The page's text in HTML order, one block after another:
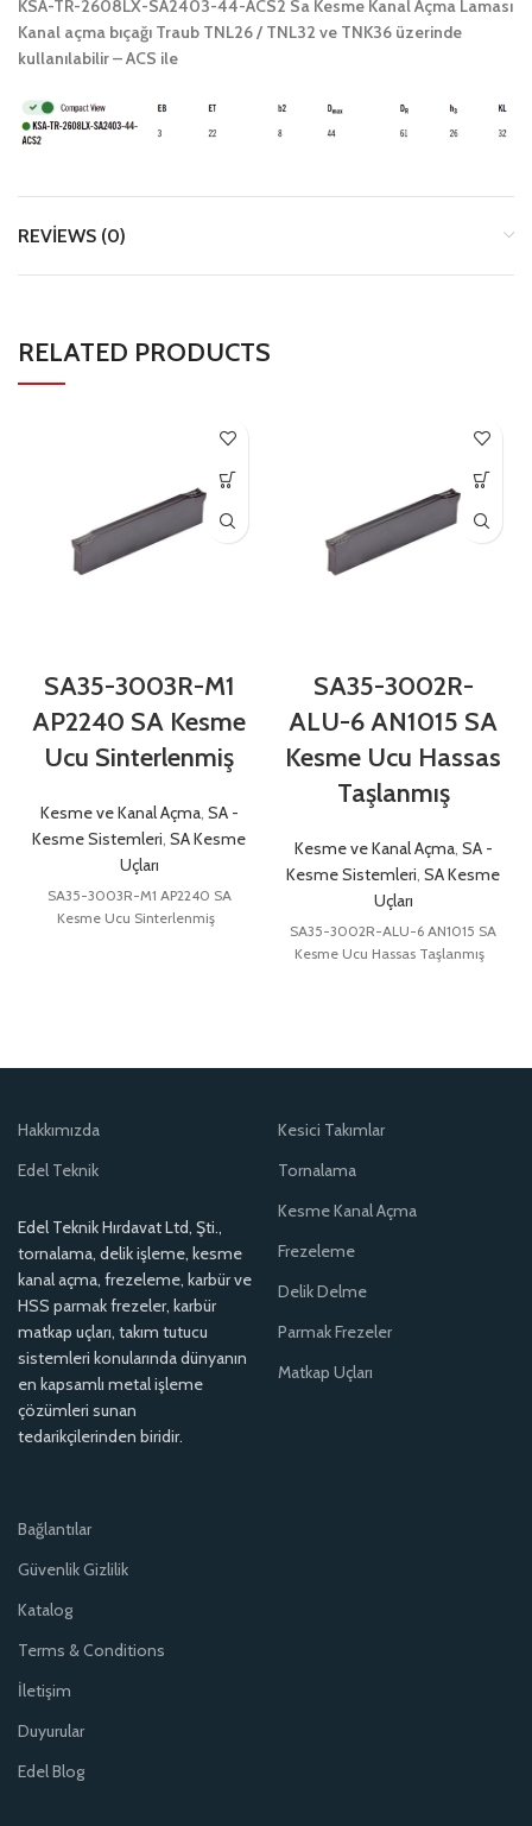
KSA-TR-2608LX-SA2403-44-ACS2 Sa Kesme Kanal Açma Laması
Kanal açma bıçağı Traub TNL26 / TNL32 ve TNK36 üzerinde
kullanılabilir – ACS ile
REVIEWS (0)
RELATED PRODUCTS
SA35-3003R-M1
AP2240 SA Kesme
Ucu Sinterlenmiş
Kesme ve Kanal Açma, SA -
Kesme Sistemleri SA Kesme
Uçları
SA35-3003R-M1 AP2240 SA
Kesme Ucu Sinterlenmiş
SA35-3002R-
ALU-6 AN1015 SA
Kesme Ucu Hassas
Taşlanmış
Kesme ve Kanal Açma, SA -
Kesme Sistemleri SA Kesme
Uçları
SA35-3002R-ALU-6 AN1015 SA
Kesme Ucu Hassas Taşlanmış
Hakkımızda
Edel Teknik
Edel Teknik Hırdavat Ltd, Şti.,
tornalama, delik işleme, kesme
kanal açma, frezeleme, karbür ve
HSS parmak frezeler, karbür
matkap uçları, takım tutucu
sistemleri konularında dünyanın
en kapsamlı metal işleme
çözümleri sunan
tedarikçilerinden biridir.
Kesici Takımlar
Tornalama
Kesme Kanal Açma
Frezeleme
Delik Delme
Parmak Frezeler
Matkap Uçları
Bağlantılar
Güvenlik Gizlilik
Katalog
Terms & Conditions
İletişim
Duyurular
Edel Blog